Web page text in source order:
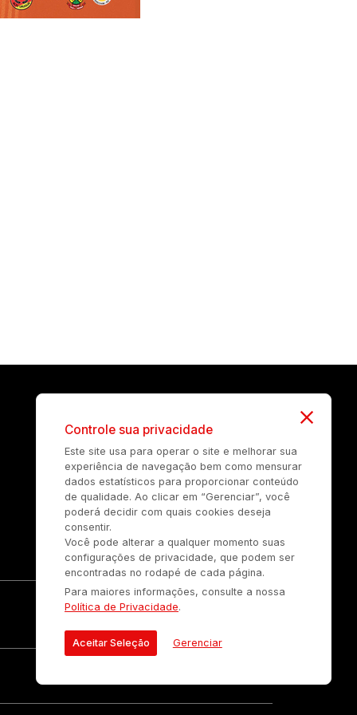
Controle sua privacidade
Este site usa para operar o site e melhorar sua
experiência de navegação bem como mensurar
dados estatísticos para proporcionar conteúdo
de qualidade. Ao clicar em “Gerenciar”, você
poderá decidir com quais cookies deseja
consentir.
Você pode alterar a qualquer momento suas
configurações de privacidade, que podem ser
encontradas no rodapé de cada página.
Para maiores informações, consulte a nossa
Política de Privacidade.
Aceitar Seleção Gerenciar